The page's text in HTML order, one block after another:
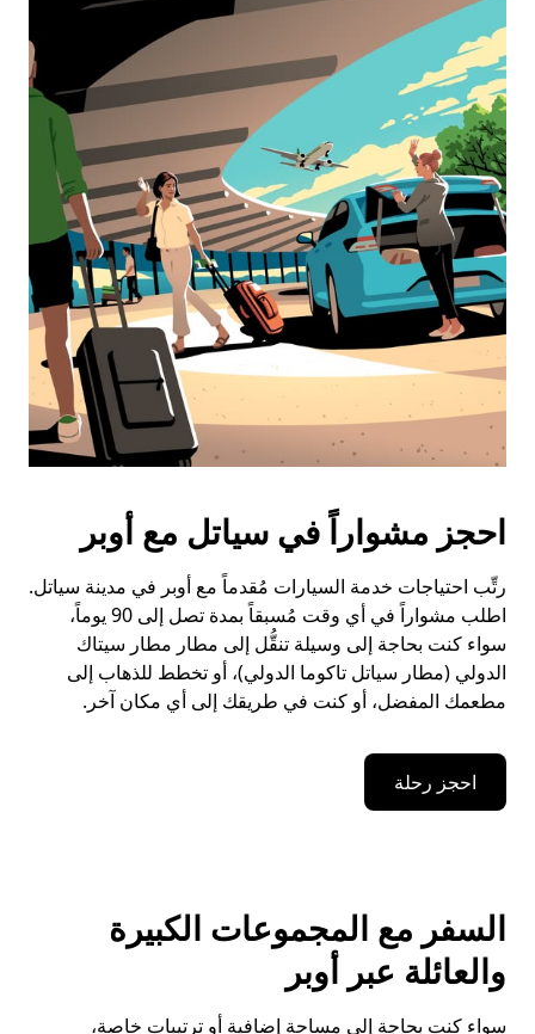
احجز مشواراً في سياتل مع أوبر
رتِّب احتياجات خدمة السيارات مُقدماً مع أوبر في مدينة سياتل.
اطلب مشواراً في أي وقت مُسبقاً بمدة تصل إلى 90 يوماً،
سواء كنت بحاجة إلى وسيلة تنقُّل إلى مطار مطار سيتاك
الدولي (مطار سياتل تاكوما الدولي)، أو تخطط للذهاب إلى
مطعمك المفضل، أو كنت في طريقك إلى أي مكان آخر.
احجز رحلة
السفر مع المجموعات الكبيرة
والعائلة عبر أوبر
سواء كنت بحاجة إلى مساحة إضافية أو ترتيبات خاصة،